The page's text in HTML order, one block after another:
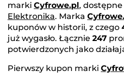
marki Cyfrowe.pl,
Elektronika. Marka
kuponów w historii, z czego
już wygasło. Łącznie 247
potwierdzonych jako
Pierwszy kupon marki